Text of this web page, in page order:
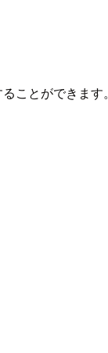
ことができます。